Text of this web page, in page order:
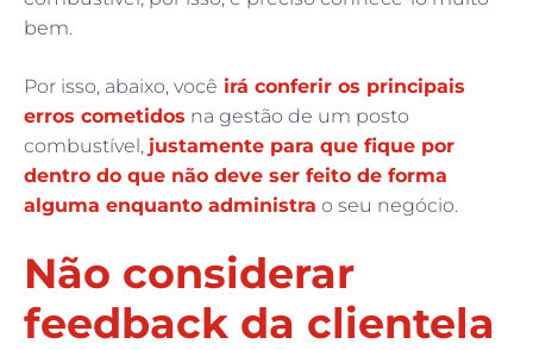
bem.
Por isso, abaixo, você irá conferir os principais
erros cometidos na gestão de um posto
combustível, justamente para que fique por
dentro do que não deve ser feito de forma
alguma enquanto administra o seu negócio.
Não considerar
feedback da clientela